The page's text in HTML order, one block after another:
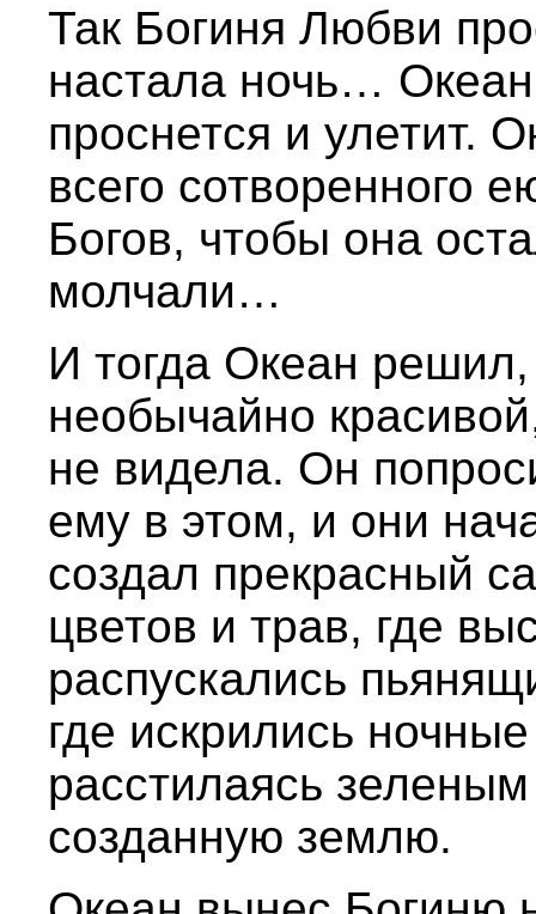
Так Богиня Любви
настала ночь… Океан
проснется и улетит.
всего сотворенного
Богов, чтобы она
молчали…
И тогда Океан
необычайно
не видела. Он
ему в этом, и они
создал прекрасный
цветов и трав, где
распускались
где искрились
расстилаясь
созданную землю.